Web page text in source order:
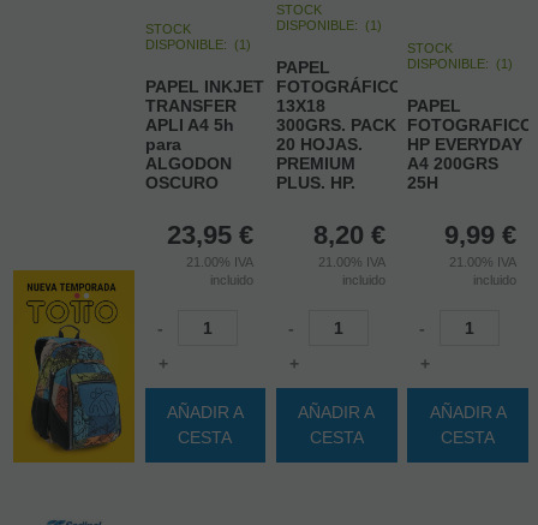
STOCK
DISPONIBLE:
(1)
PAPEL INKJET
TRANSFER
APLI A4 5h
para
ALGODON
OSCURO
23,95 €
21.00% IVA
incluido
-
+
AÑADIR A
CESTA
STOCK
DISPONIBLE: (1)
PAPEL
FOTOGRÁFICO
13X18
300GRS. PACK
20 HOJAS.
PREMIUM
PLUS. HP.
8,20 €
21.00% IVA
incluido
-
+
AÑADIR A
CESTA
STOCK
DISPONIBLE: (1)
PAPEL
FOTOGRAFICO
HP EVERYDAY
A4 200GRS
25H
9,99 €
21.00% IVA
incluido
-
+
AÑADIR A
CESTA